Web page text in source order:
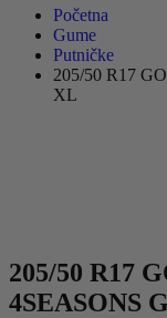
Početna
Gume
Putničke
205/50 R17
XL
205/50 R17
4SEASONS